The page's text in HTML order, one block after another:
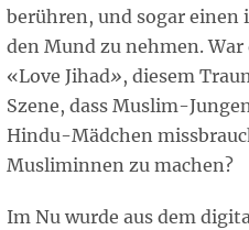
berühren, und sogar einen
den Mund zu nehmen.
«Love Jihad», diesem
Szene, dass Muslim-
Hindu-Mädchen
Musliminnen zu machen?
Im Nu wurde aus dem